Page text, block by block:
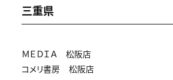
三重県
ＭＥＤＩＡ 松阪店
コメリ書房 松阪店